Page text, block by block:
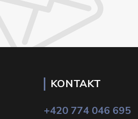
KONTAKT
+420 774 046 695